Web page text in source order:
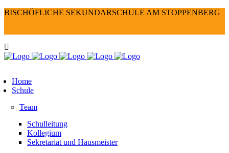
BISCHÖFLICHE SEKUNDARSCHULE AM STOPPENBERG
Home
Schule
Team
Schulleitung
Kollegium
Sekretariat und Hausmeister